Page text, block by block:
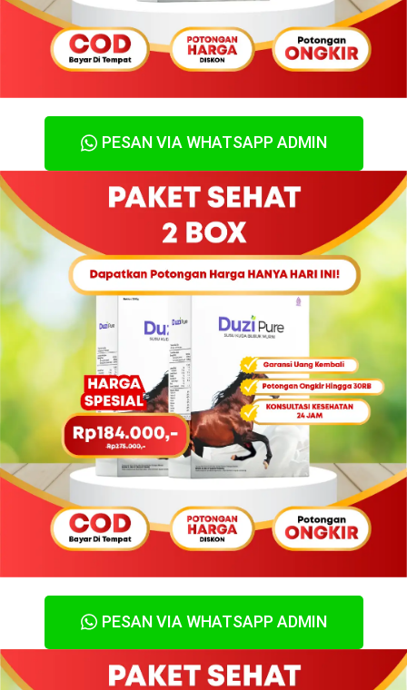
PESAN VIA WHATSAPP ADMIN
PESAN VIA WHATSAPP ADMIN